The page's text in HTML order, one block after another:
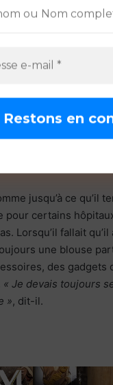
une sorte de
Saga. Dès que j’ai
nous
médecine à
étant une
fermée. Parce que
un message.
communiquer
même ma
»
jusqu’à ce qu’il
pour certains
Lorsqu’il fallait qu’il
une blouse
des gadgets
« Je devais toujours
», dit-il.